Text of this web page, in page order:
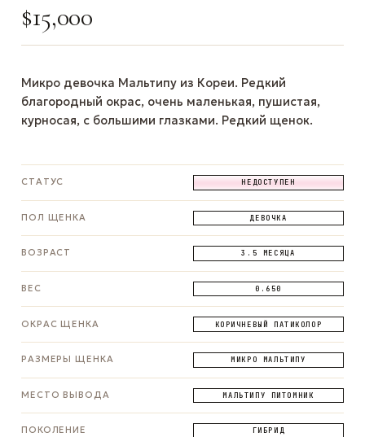
$15,000
Микро девочка Мальтипу из Кореи. Редкий
благородный окрас, очень маленькая, пушистая,
курносая, с большими глазками. Редкий щенок.
СТАТУС НЕДОСТУПЕН
ПОЛ ЩЕНКА ДЕВОЧКА
ВОЗРАСТ 3.5 МЕСЯЦА
ВЕС 0.650
ОКРАС ЩЕНКА КОРИЧНЕВЫЙ ПАТИКОЛОР
РАЗМЕРЫ ЩЕНКА МИКРО МАЛЬТИПУ
МЕСТО ВЫВОДА МАЛЬТИПУ ПИТОМНИК
ПОКОЛЕНИЕ ГИБРИД